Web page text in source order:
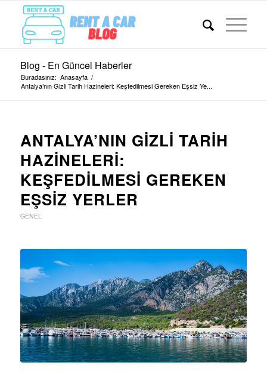
Blog - En Güncel Haberler
Buradasınız: Anasayfa /
Antalya’nın Gizli Tarih Hazineleri: Keşfedilmesi Gereken Eşsiz Ye...
ANTALYA’NIN GIZLI TARIH
HAZINELERI:
KEŞFEDILMESI GEREKEN
EŞSIZ YERLER
GENEL